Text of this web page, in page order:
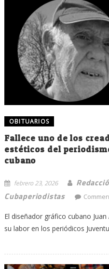
OBITUARIOS
Fallece uno de los
estéticos del
cubano
febrero 23, 2026
Cubaperiodistas
El diseñador gráfico cubano
su labor en los periódicos